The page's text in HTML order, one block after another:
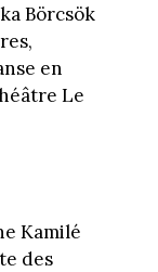
Börcsök
en
Le
Kamilé
des